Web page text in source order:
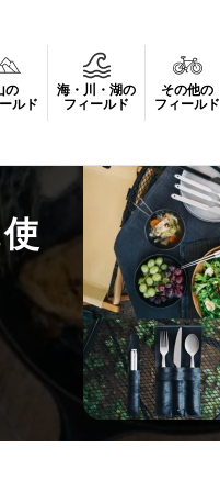
の
ルド
海・川・湖の
フィールド
その他の
フィールド